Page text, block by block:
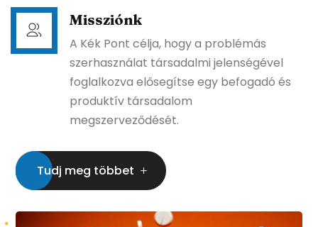
Szakmailag elkötelezettek és
elhivatottak vagyunk. Hiszünk a
közösségben. Nyitottak vagyunk.
Kreatívak vagyunk.
Missziónk
szerhasználat társadalmi jelenségével
foglalkozva elősegítse egy befogadó és
megszerveződését.